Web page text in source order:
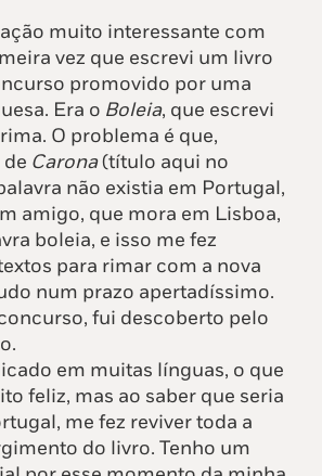
muito interessante com
vez que escrevi um livro
promovido por uma
Era o Boleia, que escrevi
O problema é que,
Carona(título aqui no
não existia em Portugal,
amigo, que mora em Lisboa,
boleia, e isso me fez
para rimar com a nova
num prazo apertadíssimo.
fui descoberto pelo
em muitas línguas, o que
feliz, mas ao saber que seria
me fez reviver toda a
do livro. Tenho um